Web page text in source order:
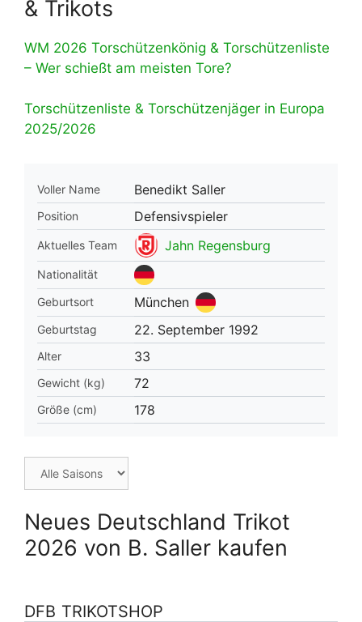
& Trikots
WM 2026 Torschützenkönig & Torschützenliste
– Wer schießt am meisten Tore?
Torschützenliste & Torschützenjäger in Europa
2025/2026
Voller Name Benedikt Saller
Position Defensivspieler
Aktuelles Team Jahn Regensburg
Nationalität
Geburtsort
München
Geburtstag 22. September 1992
Alter 33
Gewicht (kg) 72
Größe (cm) 178
Neues Deutschland Trikot
2026 von B. Saller kaufen
DFB TRIKOTSHOP